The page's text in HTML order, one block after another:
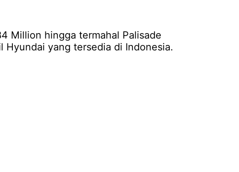
Million hingga termahal Palisade
Hyundai yang tersedia di Indonesia.